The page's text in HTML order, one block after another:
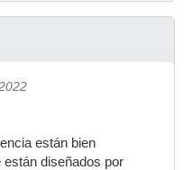
están bien
diseñados por